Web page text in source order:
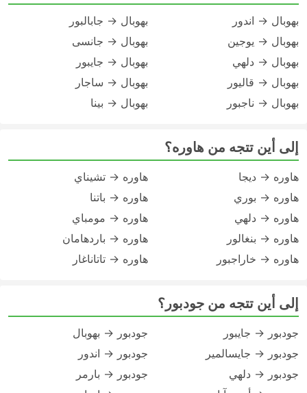
بهوبال → اندور
بهوبال → يوجين
بهوبال → دلهي
بهوبال → قاليور
بهوبال → ناجبور
بهوبال → جابالبور
بهوبال → جانسى
بهوبال → جايبور
بهوبال → ساجار
بهوبال → بينا
إلى أين تتجه من هاوره؟
هاوره → ديجا
هاوره → بوري
هاوره → دلهي
هاوره → بنغالور
هاوره → خاراجبور
هاوره → تشيناي
هاوره → باتنا
هاوره → مومباي
هاوره → باردهامان
هاوره → تاتاناغار
إلى أين تتجه من جودبور؟
جودبور → جايبور
جودبور → جايسالمير
جودبور → دلهي
جودبور → بهوبال
جودبور → اندور
جودبور → بارمر